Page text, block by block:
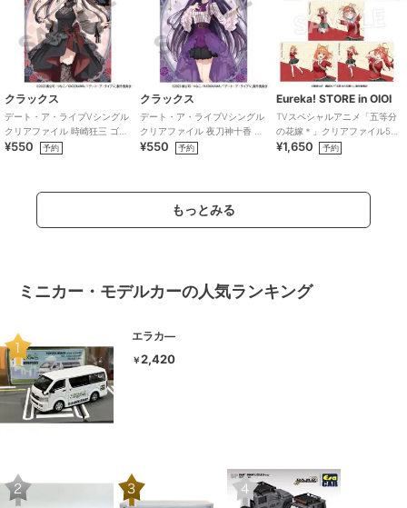
クラックス
デート・ア・ライブVシングル
クリアファイル 時崎狂三 ゴシ
ックドール
¥550 予約
クラックス
デート・ア・ライブVシングル
クリアファイル 夜刀神十香 ゴ
シックドール
¥550 予約
Eureka! STORE in OIOI
TVスペシャルアニメ「五等分
の花嫁＊」クリアファイル5種
セット
¥1,650 予約
もっとみる
ミニカー・モデルカーの人気ランキング
エラカ―
￥2,420